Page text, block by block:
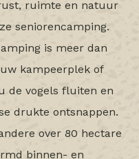
ruimte en natuur
seniorencamping.
is meer dan
kampeerplek of
de vogels fluiten en
drukte ontsnappen.
over 80 hectare
binnen- en